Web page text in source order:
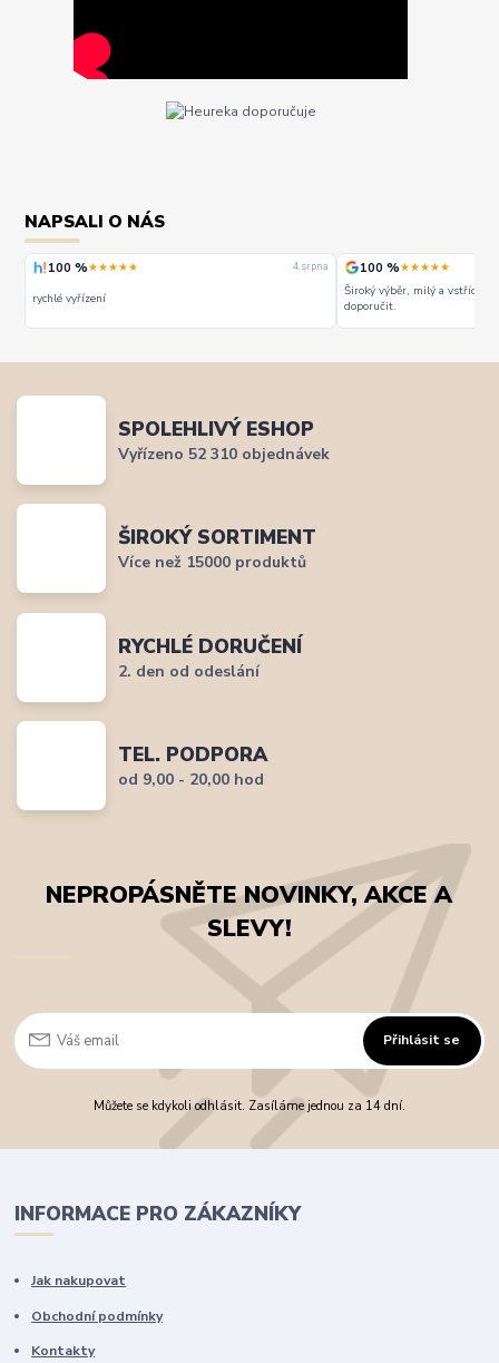
NAPSALI O NÁS
100 %★★★★★ 4. srpna
rychlé vyřízení
100 %★★★★★
Široký výběr, milý a vstřícný
doporučit.
SPOLEHLIVÝ ESHOP
Vyřízeno 52 310 objednávek
ŠIROKÝ SORTIMENT
Více než 15000 produktů
RYCHLÉ DORUČENÍ
2. den od odeslání
TEL. PODPORA
od 9,00 - 20,00 hod
NEPROPÁSNĚTE NOVINKY, AKCE A
SLEVY!
Přihlásit se
Můžete se kdykoli odhlásit. Zasíláme jednou za 14 dní.
INFORMACE PRO ZÁKAZNÍKY
Jak nakupovat
Obchodní podmínky
Kontakty